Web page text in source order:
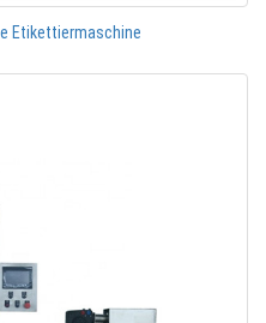
Etikettiermaschine